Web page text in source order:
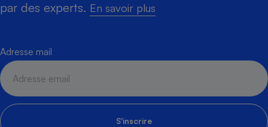
par des experts. En savoir plus
Adresse mail
S'inscrire